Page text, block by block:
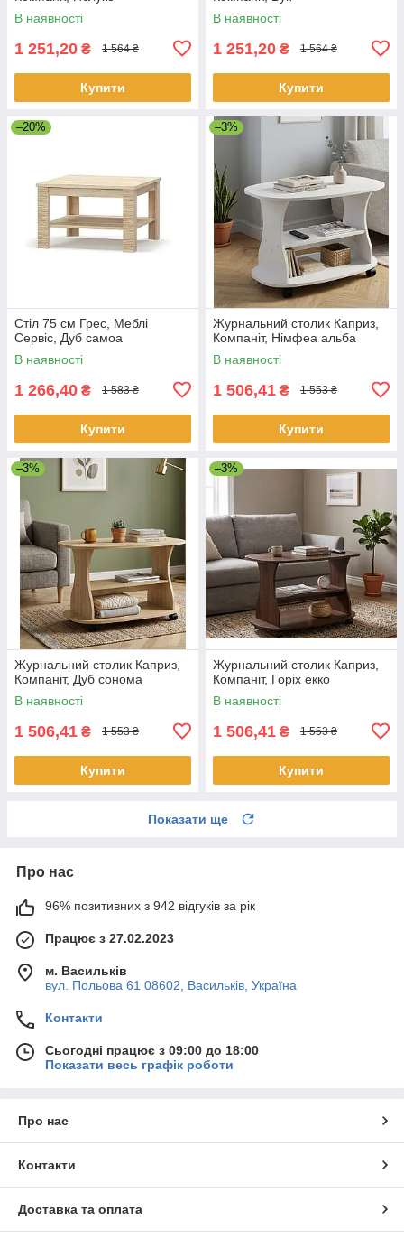
В наявності
1 251,20 ₴ 1 564 ₴
Купити
В наявності
1 251,20 ₴ 1 564 ₴
Купити
–20%
Стіл 75 см Грес, Меблі
Сервіс, Дуб самоа
В наявності
1 266,40 ₴ 1 583 ₴
Купити
–3%
Журнальний столик Каприз,
Компаніт, Німфеа альба
В наявності
1 506,41 ₴ 1 553 ₴
Купити
–3%
Журнальний столик Каприз,
Компаніт, Дуб сонома
В наявності
1 506,41 ₴ 1 553 ₴
Купити
–3%
Журнальний столик Каприз,
Компаніт, Горіх екко
В наявності
1 506,41 ₴ 1 553 ₴
Купити
Показати ще
Про нас
96% позитивних з 942 відгуків за рік
Працює з 27.02.2023
м. Васильків
вул. Польова 61 08602, Васильків, Україна
Контакти
Сьогодні працює з 09:00 до 18:00
Показати весь графік роботи
Про нас
Контакти
Доставка та оплата